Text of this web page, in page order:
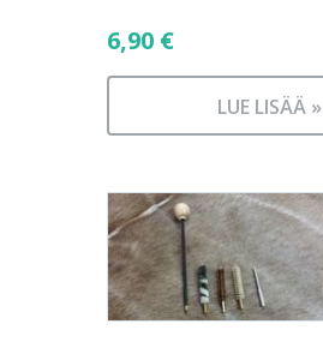
6,90 €
LUE LISÄÄ »